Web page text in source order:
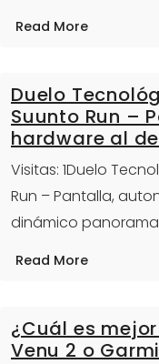
Read More
Duelo
Suunto Run –
hardware al
Visitas: 1Duelo
Run – Pantalla,
dinámico
Read More
¿Cuál es
Venu 2 o